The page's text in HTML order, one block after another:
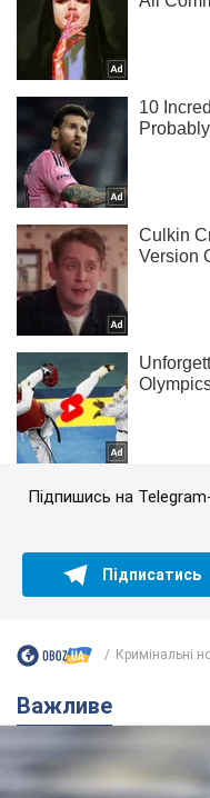
Підпишись на
Підписатись
Кримінальні
Важливе